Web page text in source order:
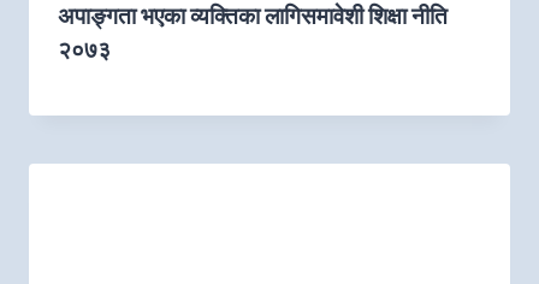
अपाङ्गता भएका व्यक्तिका लागिसमावेशी शिक्षा नीति
२०७३